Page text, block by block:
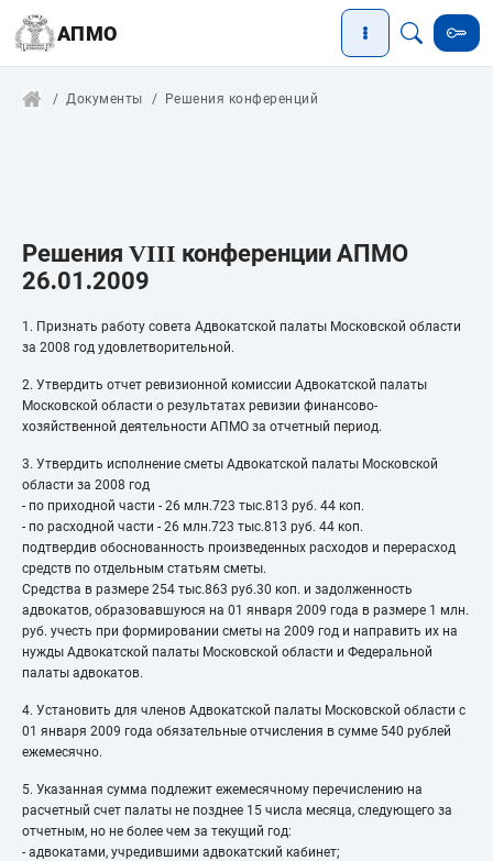
АПМО
Документы Решения конференций
Решения VIII конференции АПМО
26.01 .2009
1. Признать работу совета Адвокатской палаты Московской области
за 2008 год удовлетворительной.
2. Утвердить отчет ревизионной комиссии Адвокатской палаты
Московской области о результатах ревизии финансово-
хозяйственной деятельности АПМО за отчетный период.
3. Утвердить исполнение сметы Адвокатской палаты Московской
области за 2008 год
- по приходной части - 26 млн.723 тыс.813 руб. 44 коп.
- по расходной части - 26 млн.723 тыс.813 руб. 44 коп.
подтвердив обоснованность произведенных расходов и перерасход
средств по отдельным статьям сметы.
Средства в размере 254 тыс.863 руб.30 коп. и задолженность
адвокатов, образовавшуюся на 01 января 2009 года в размере 1 млн.
руб. учесть при формировании сметы на 2009 год и направить их на
нужды Адвокатской палаты Московской области и Федеральной
палаты адвокатов.
4. Установить для членов Адвокатской палаты Московской области с
01 января 2009 года обязательные отчисления в сумме 540 рублей
ежемесячно.
5. Указанная сумма подлежит ежемесячному перечислению на
расчетный счет палаты не позднее 15 числа месяца, следующего за
отчетным, но не более чем за текущий год:
- адвокатами, учредившими адвокатский кабинет;